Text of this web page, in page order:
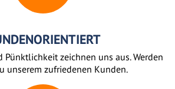
zeichnen uns aus. Werden
unserem zufriedenen Kunden.